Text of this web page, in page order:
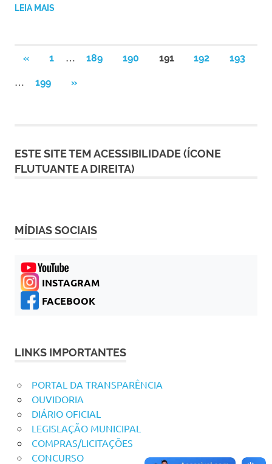
LEIA MAIS
Paginação
de
«PREVIOUS
1 189 190 191 192 193
199
NEXT
»
ESTE SITE TEM ACESSIBILIDADE (ÍCONE
FLUTUANTE A DIREITA)
MÍDIAS SOCIAIS
INSTAGRAM
FACEBOOK
LINKS IMPORTANTES
PORTAL DA TRANSPARÊNCIA
OUVIDORIA
DIÁRIO OFICIAL
LEGISLAÇÃO MUNICIPAL
COMPRAS/LICITAÇÕES
CONCURSO